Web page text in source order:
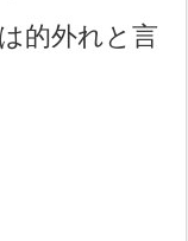
的外れと言